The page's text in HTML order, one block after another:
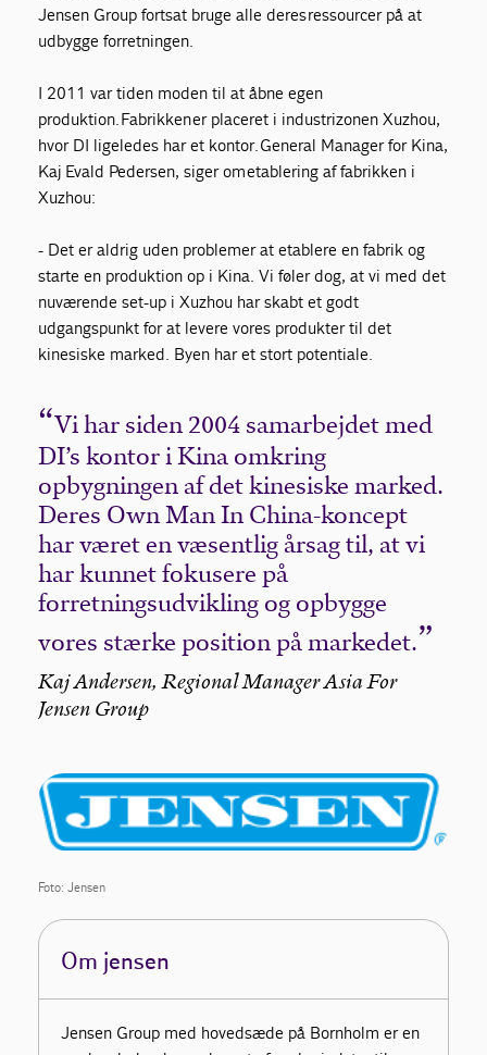
Jensen Group fortsat bruge alle deres ressourcer på at
udbygge forretningen.
I 2011 var tiden moden til at åbne egen
produktion. Fabrikken er placeret i industrizonen Xuzhou,
hvor DI ligeledes har et kontor. General Manager for Kina,
Kaj Evald Pedersen, siger om etablering af fabrikken i
Xuzhou:
- Det er aldrig uden problemer at etablere en fabrik og
starte en produktion op i Kina. Vi føler dog, at vi med det
nuværende set-up i Xuzhou har skabt et godt
udgangspunkt for at levere vores produkter til det
kinesiske marked. Byen har et stort potentiale.
Vi har siden 2004 samarbejdet med
DI’s kontor i Kina omkring
opbygningen af det kinesiske marked.
Deres Own Man In China-koncept
har været en væsentlig årsag til, at vi
har kunnet fokusere på
forretningsudvikling og opbygge
vores stærke position på markedet.
Kaj Andersen, Regional Manager Asia For
Jensen Group
Foto: Jensen
Om jensen
Jensen Group med hovedsæde på Bornholm er en